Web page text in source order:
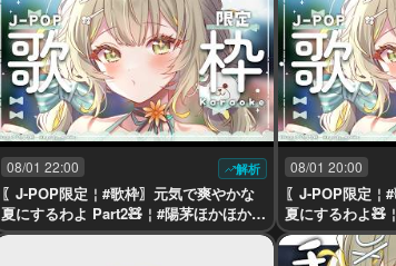
08/01 22:00 解析
〖J-POP限定￤#歌枠〗元気で爽やかな
夏にするわよ Part2🧸￤#陽茅ほかほか￤
#UniVIRTUAL #Vtuber
08/01 20:00
〖J-POP限定￤
夏にするわよ🧸
VIRTUAL